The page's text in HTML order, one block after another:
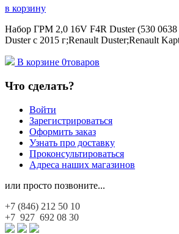
в корзину
Набор ГРМ 2,0 16V F4R Duster (530
Duster с 2015 г;Renault Duster;Renault
В корзине 0товаров
Что сделать?
Войти
Зарегистрироваться
Оформить заказ
Узнать про доставку
Проконсультироваться
Адреса наших магазинов
или просто позвоните...
+7 (846) 212 50 10
+7 927 692 08 30